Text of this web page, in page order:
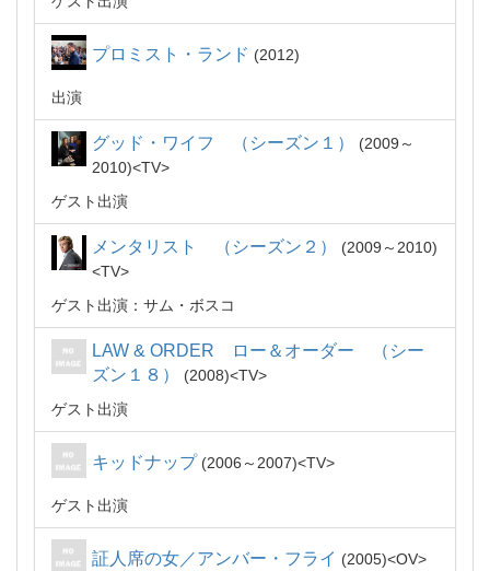
プロミスト・ランド 2012
出演
グッド・ワイフ （シーズン１）
2009～
2010
TV
ゲスト出演
メンタリスト （シーズン２）
2009～2010
TV
ゲスト出演：サム・ボスコ
LAW & ORDER ロー＆オーダー （シー
ズン１８）
2008
TV
ゲスト出演
キッドナップ 2006～2007 TV
ゲスト出演
証人席の女／アンバー・フライ 2005 OV